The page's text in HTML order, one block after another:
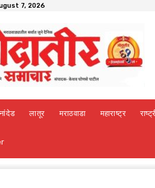
7, 2026
नांदेड लातूर मराठवाडा महाराष्ट्र